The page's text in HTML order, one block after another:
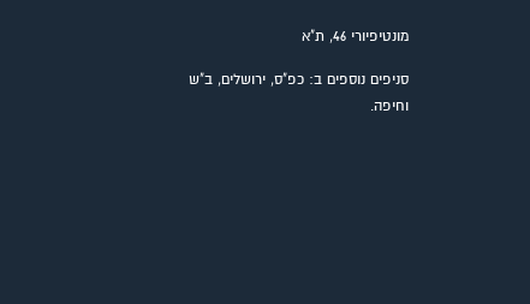
מונטיפיורי 46, ת"א
סניפים נוספים ב: כפ"ס, ירושלים, ב"ש
וחיפה.